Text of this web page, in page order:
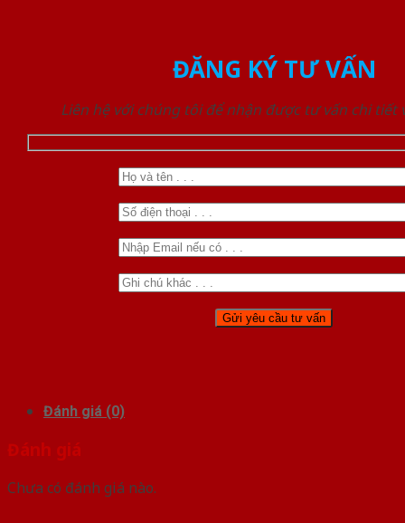
ĐĂNG KÝ TƯ VẤN
Liên hệ với chúng tôi để nhận được tư vấn chi tiết
Đánh giá (0)
Đánh giá
Chưa có đánh giá nào.